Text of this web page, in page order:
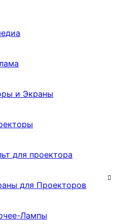
и Экраны
для проектора
для Проекторов
Лампы